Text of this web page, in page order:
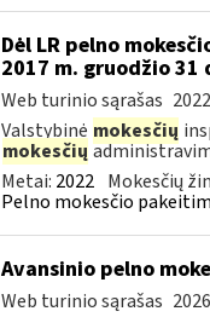
Dėl LR pelno
2017 m. gruodžio
Web turinio sąrašas
Valstybinė mokesčių
mokesčių
Metai: 2022 Mokesčių
Pelno mokesčio
Avansinio pelno
Web turinio sąrašas